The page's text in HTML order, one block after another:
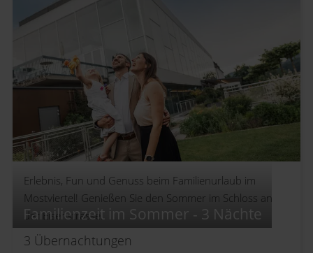
Familienzeit im Sommer - 3 Nächte
Erlebnis, Fun und Genuss beim Familienurlaub im
Mostviertel! Genießen Sie den Sommer im Schloss an
der Eisenstrasse.
3 Übernachtungen